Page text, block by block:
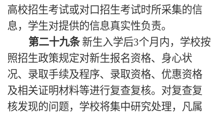
高校招生考试或对口招生考试时所采集的信
息，学生对提供的信息真实性负责。
第二十九条 新生入学后3个月内，学校按
照招生政策规定对新生报名资格、身心状
况、录取手续及程序、录取资格、优惠资格
及相关证明材料等进行复查复核。对复查复
核发现的问题，学校将集中研究处理，凡属